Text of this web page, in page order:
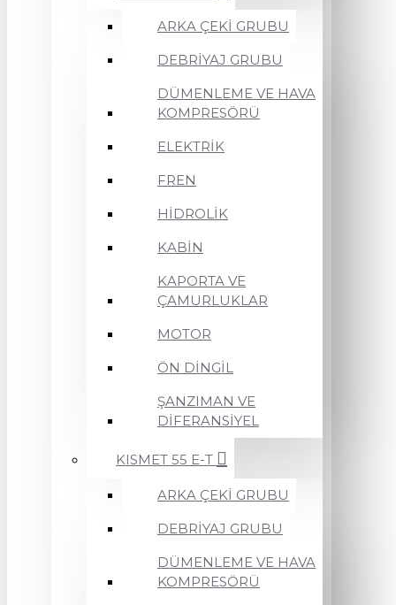
ARKA ÇEKİ GRUBU
DEBRİYAJ GRUBU
DÜMENLEME VE HAVA
KOMPRESÖRÜ
ELEKTRİK
FREN
HİDROLİK
KABİN
KAPORTA VE
ÇAMURLUKLAR
MOTOR
ÖN DİNGİL
ŞANZIMAN VE
DİFERANSİYEL
KISMET 55 E-T
ARKA ÇEKİ GRUBU
DEBRİYAJ GRUBU
DÜMENLEME VE HAVA
KOMPRESÖRÜ